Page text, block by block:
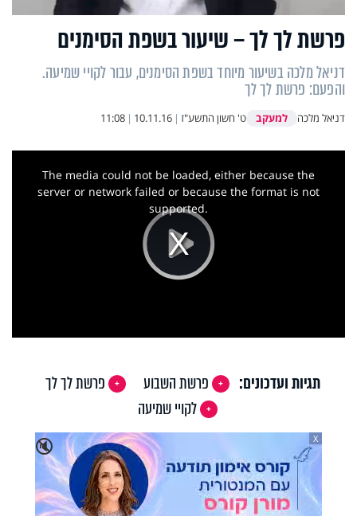
פרשת לך לך – שיעור בשפת הסימנים
דניאל מלכה בשיעור מיוחד בשפת הסימנים, עבור לקויי שמיעה.
והפעם: פרשת לך לך
דניאל מלכה למעקב ט' חשון התשע"ז |
10.11.16
|
11:08
Play
Video
This
The media could not be loaded, either because the
server or network failed or because the format is not
supported.
תגיות ועדכונים: פרשת השבוע
פרשת לך לך
לקויי שמיעה
🔇
X